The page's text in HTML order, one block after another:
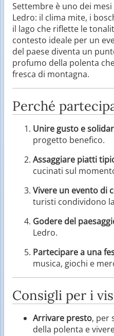
Settembre è uno dei
Ledro: il clima mite, i
il lago che riflette le
contesto ideale per un
del paese diventa un
profumo della polenta
fresca di montagna.
Perché
Unire gusto e
progetto benefico.
Assaggiare piatti
cucinati sul
Vivere un evento di
turisti condividono
Godere del
Ledro.
Partecipare a una
musica, giochi e
Consigli per i
Arrivare presto, per
della polenta e